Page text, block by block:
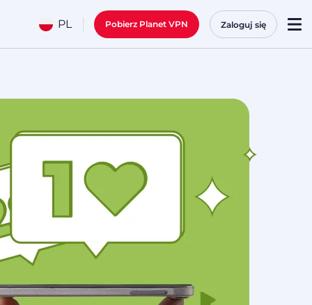
PL Pobierz Planet VPN Zaloguj się